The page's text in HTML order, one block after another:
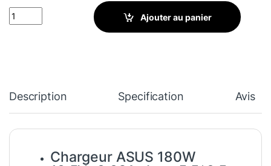
Chargeur ASUS 180W 19.5V-9.23A-5.5x2.5mm quantity
Ajouter au panier
Description Specification Avis
Chargeur ASUS 180W